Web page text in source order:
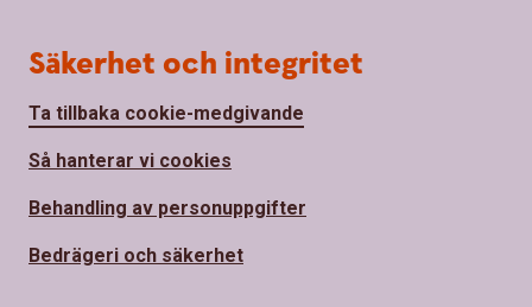
Säkerhet och integritet
Ta tillbaka cookie-medgivande
Så hanterar vi cookies
Behandling av personuppgifter
Bedrägeri och säkerhet